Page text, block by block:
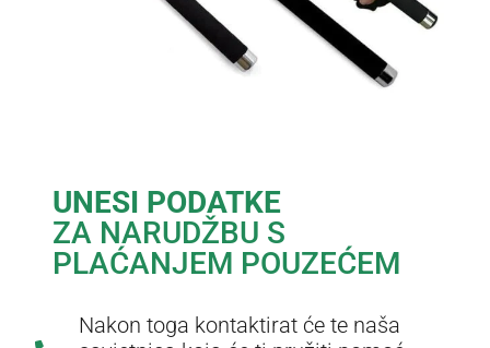
UNESI PODATKE
ZA NARUDŽBU S
PLAĆANJEM POUZEĆEM
Nakon toga kontaktirat će te naša